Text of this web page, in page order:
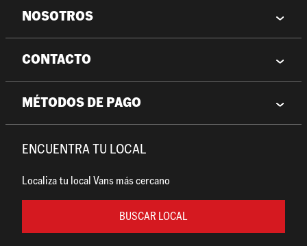
NOSOTROS
CONTACTO
MÉTODOS DE PAGO
ENCUENTRA TU LOCAL
Localiza tu local Vans más cercano
BUSCAR LOCAL